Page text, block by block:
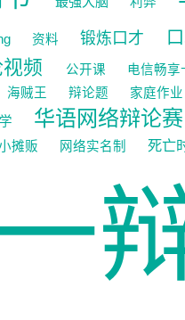
资料 锻炼口才
频 公开课 电信畅享
海贼王 辩论题 家庭作业
华语网络辩论赛
摊贩 网络实名制 死亡